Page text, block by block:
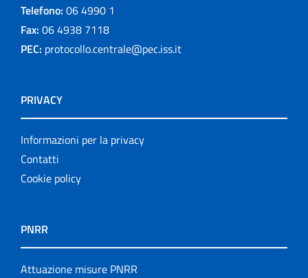
Telefono: 06 4990 1
Fax: 06 4938 7118
PEC: protocollo.centrale@pec.iss.it
PRIVACY
Informazioni per la privacy
Contatti
Cookie policy
PNRR
Attuazione misure PNRR